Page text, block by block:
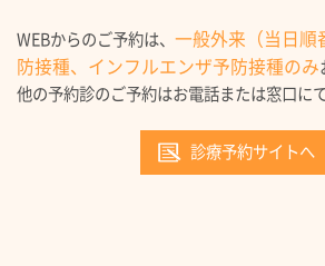
WEBからのご予約は、 一般外来（当日順
防接種、インフルエンザ予防接種のみ
他の予約診のご予約はお電話または窓口に
診療予約サイトへ